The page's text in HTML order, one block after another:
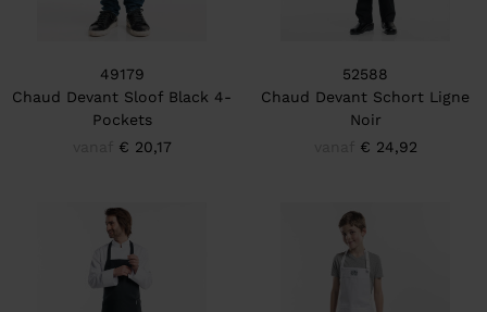
49179
Chaud Devant Sloof Black 4-
Pockets
€ 20,17
52588
Chaud Devant Schort Ligne
Noir
€ 24,92